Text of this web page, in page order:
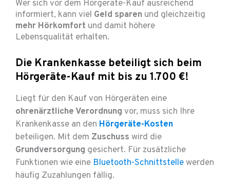
Wer sich vor dem Hörgeräte-Kauf ausreichend
informiert, kann viel Geld sparen und gleichzeitig
mehr Hörkomfort und damit höhere
Lebensqualität erhalten.
Die Krankenkasse beteiligt sich beim
Hörgeräte-Kauf mit bis zu 1.700 €!
Liegt für den Kauf von Hörgeräten eine
ohrenärztliche Verordnung vor, muss sich Ihre
Krankenkasse an den Hörgeräte-Kosten
beteiligen. Mit dem Zuschuss wird die
Grundversorgung gesichert. Für zusätzliche
Funktionen wie eine Bluetooth-Schnittstellewerden
häufig Zuzahlungen fällig.